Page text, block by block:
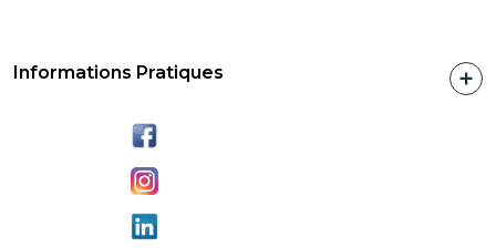
Informations Pratiques